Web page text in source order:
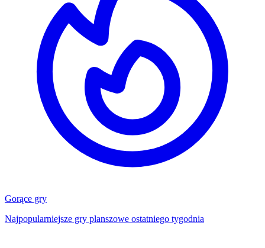
Gorące gry
Najpopularniejsze gry planszowe ostatniego tygodnia